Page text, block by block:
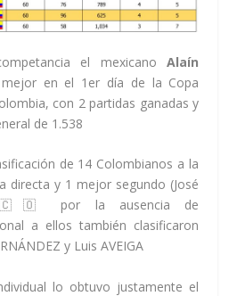
el mexicanoAlaín
en el 1er día de la Copa
con 2 partidas ganadas y
de 1.538
de 14 Colombianos a la
directa y 1 mejor segundo (José
🇨🇴 por la ausencia de
a ellos también clasificaron
y Luis AVEIGA
lo obtuvo justamente el